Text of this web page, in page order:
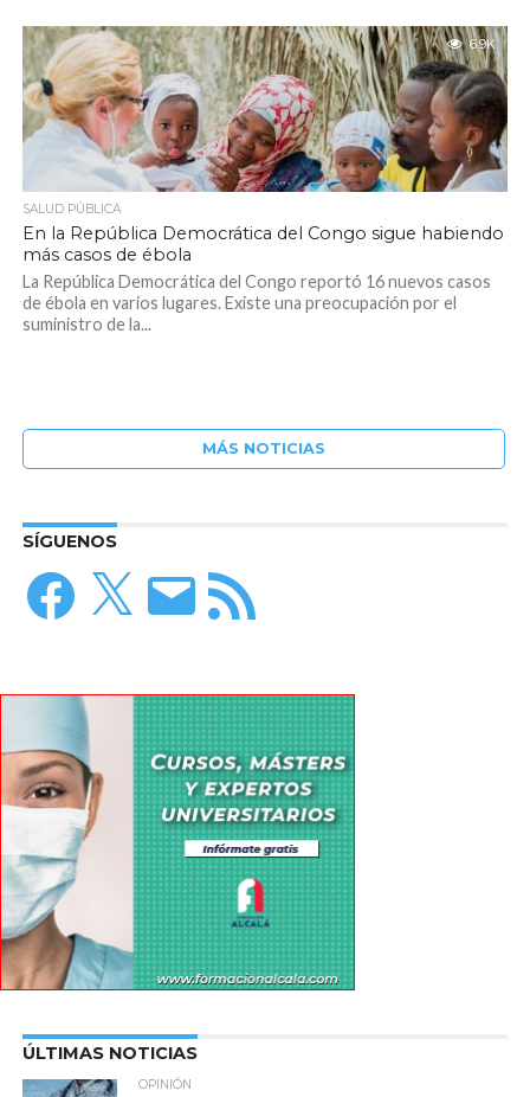
6.9K
SALUD PÚBLICA
En la República Democrática del Congo sigue habiendo
más casos de ébola
La República Democrática del Congo reportó 16 nuevos casos
de ébola en varios lugares. Existe una preocupación por el
suministro de la...
MÁS NOTICIAS
SÍGUENOS
Facebook
X
Correo
electrónico
Feed
RSS
ÚLTIMAS NOTICIAS
OPINIÓN